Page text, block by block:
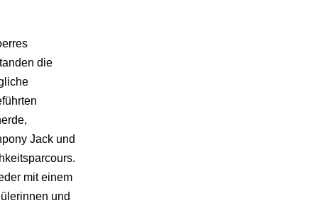
die
Jack und
mit einem
und